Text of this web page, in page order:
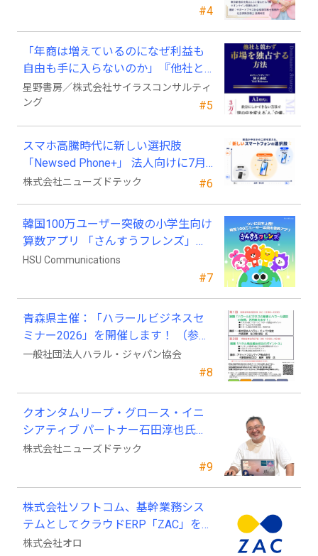
#4
#5
「年商は増えているのになぜ利益も
自由も手に入らないのか」『他社と
競わず 市場を独占する方法』発売
星野書房／株式会社サイラスコンサルティ
ング
#6
スマホ高騰時代に新しい選択肢
「Newsed Phone+」 法人向けに7月
23日から販売開始
株式会社ニューズドテック
#7
韓国100万ユーザー突破の小学生向け
算数アプリ 「さんすうフレンズ」、
ついに日本上陸!
HSU Communications
#8
青森県主催：「ハラールビジネスセ
ミナー2026」を開催します！ （参加
費無料）
一般社団法人ハラル・ジャパン協会
#9
クオンタムリープ・グロース・イニ
シアティブ パートナー石田淳也氏が
ニューズドテックの戦略顧問に就任
株式会社ニューズドテック
株式会社ソフトコム、基幹業務シス
テムとしてクラウドERP「ZAC」を採
用
株式会社オロ